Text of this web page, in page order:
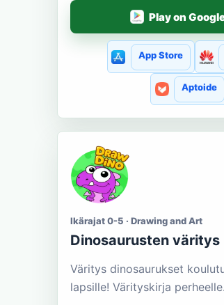
Play on
App Store
Aptoide
Ikärajat 0-5 · Drawing and Art
Dinosaurusten väritys
Väritys dinosaurukset
lapsille! Värityskirja perheelle.